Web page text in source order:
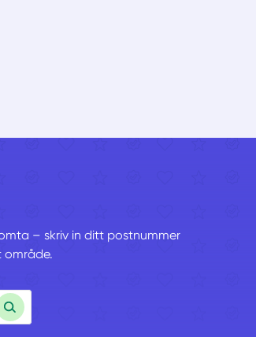
– skriv in ditt postnummer
område.